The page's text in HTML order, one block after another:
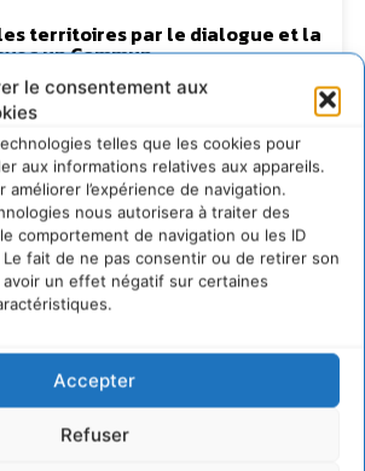
le consentement aux
telles que les cookies pour
aux informations relatives aux appareils.
améliorer l’expérience de navigation.
nous autorisera à traiter des
comportement de navigation ou les ID
fait de ne pas consentir ou de retirer son
un effet négatif sur certaines
Accepter
Refuser
territoires par le dialogue et la
un Commun
des Transitions
durable en faveur de
résilients
pour un modèle
du vivant …
de la biodiversité » appelle les